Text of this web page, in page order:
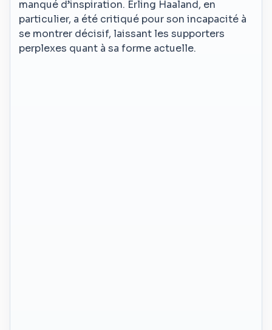
manqué d’inspiration. Erling Haaland, en
particulier, a été critiqué pour son incapacité à
se montrer décisif, laissant les supporters
perplexes quant à sa forme actuelle.